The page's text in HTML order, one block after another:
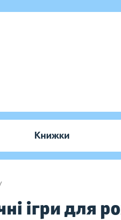
Книжки
ігри для